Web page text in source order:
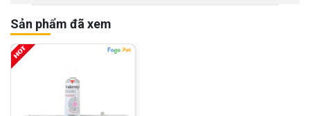
Sản phẩm đã xem